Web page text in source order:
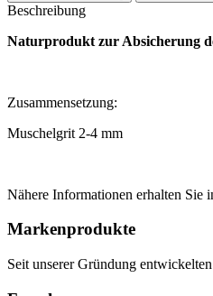
Beschreibung
Naturprodukt zur Absicherung
Zusammensetzung:
Muschelgrit 2-4 mm
Nähere Informationen erhalten Sie
Markenprodukte
Seit unserer Gründung